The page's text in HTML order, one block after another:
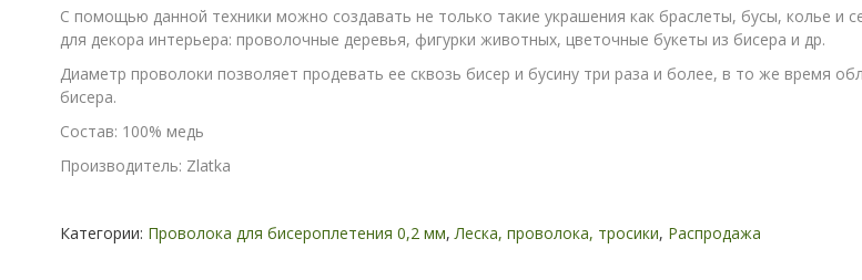
С помощью данной техники можно создавать не только такие украшения как браслеты, бусы, колье
для декора интерьера: проволочные деревья, фигурки животных, цветочные букеты из бисера и др.
Диаметр проволоки позволяет продевать ее сквозь бисер и бусину три раза и более, в то же время
бисера.
Состав: 100% медь
Производитель: Zlatka
Категории: Проволока для бисероплетения 0,2 мм,Леска, проволока, тросики, Распродажа